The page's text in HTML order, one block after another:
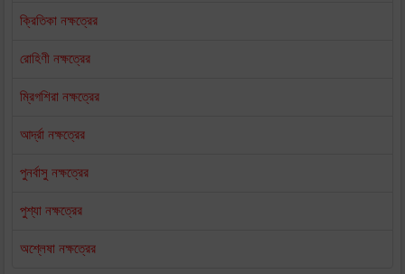
ক্রিতিকা নক্ষত্রের
রোহিণী নক্ষত্রের
ম্রিগশিরা নক্ষত্রের
আর্দ্রা নক্ষত্রের
পুনর্বাসু নক্ষত্রের
পুশ্যা নক্ষত্রের
অশ্লেষা নক্ষত্রের